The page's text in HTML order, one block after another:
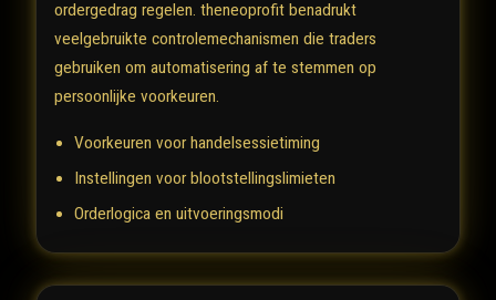
ordergedrag regelen. theneoprofit benadrukt
veelgebruikte controlemechanismen die traders
gebruiken om automatisering af te stemmen op
persoonlijke voorkeuren.
Voorkeuren voor handelsessietiming
Instellingen voor blootstellingslimieten
Orderlogica en uitvoeringsmodi